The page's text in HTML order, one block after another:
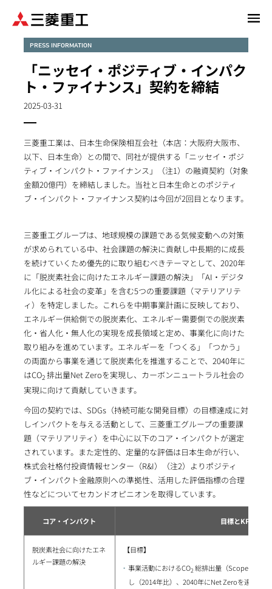
PRESS INFORMATION
「ニッセイ・ポジティブ・インパク
ト・ファイナンス」契約を締結
2025-03-31
三菱重工業は、日本生命保険相互会社（本店：大阪府大阪市、
以下、日本生命）との間で、同社が提供する「ニッセイ・ポジ
ティブ・インパクト・ファイナンス」（注1）の融資契約（対象
金額20億円）を締結しました。当社と日本生命とのポジティ
ブ・インパクト・ファイナンス契約は今回が2回目となります。
三菱重工グループは、地球規模の課題である気候変動への対策
が求められている中、社会課題の解決に貢献し中長期的に成長
を続けていくため優先的に取り組むべきテーマとして、2020年
に「脱炭素社会に向けたエネルギー課題の解決」「AI・デジタ
ル化による社会の変革」を含む5つの重要課題（マテリアリテ
ィ）を特定しました。これらを中期事業計画に反映しており、
エネルギー供給側での脱炭素化、エネルギー需要側での脱炭素
化・省人化・無人化の実現を成長領域と定め、事業化に向けた
取り組みを進めています。エネルギーを「つくる」「つかう」
の両面から事業を通じて脱炭素化を推進することで、2040年に
はCO2 排出量Net Zeroを実現し、カーボンニュートラル社会の
実現に向けて貢献していきます。
今回の契約では、SDGs（持続可能な開発目標）の目標達成に対
しインパクトを与える活動として、三菱重工グループの重要課
題（マテリアリティ）を中心に以下のコア・インパクトが選定
されています。また定性的、定量的な評価は日本生命が行い、
株式会社格付投資情報センター（R&I）（注2）よりポジティ
ブ・インパクト金融原則への準拠性、活用した評価指標の合理
性などについてセカンドオピニオンを取得しています。
コア・インパクト 目標とKPI
脱炭素社会に向けたエネ
ルギー課題の解決
【目標】
事業活動におけるCO2総排出量（Scope 1、2
し（2014年比）、2040年にNet Zeroを達成する